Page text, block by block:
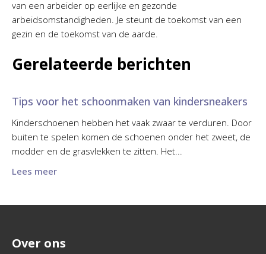
van een arbeider op eerlijke en gezonde
arbeidsomstandigheden. Je steunt de toekomst van een
gezin en de toekomst van de aarde.
Gerelateerde berichten
Tips voor het schoonmaken van kindersneakers
Kinderschoenen hebben het vaak zwaar te verduren. Door
buiten te spelen komen de schoenen onder het zweet, de
modder en de grasvlekken te zitten. Het...
Lees meer
Over ons